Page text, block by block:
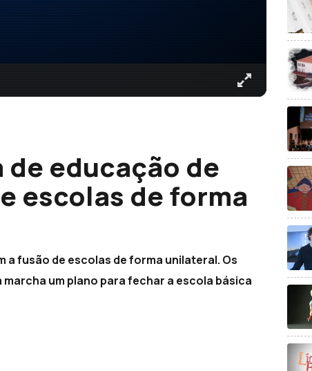
de educação de
escolas de forma
a fusão de escolas de forma unilateral. Os
um plano para fechar a escola básica